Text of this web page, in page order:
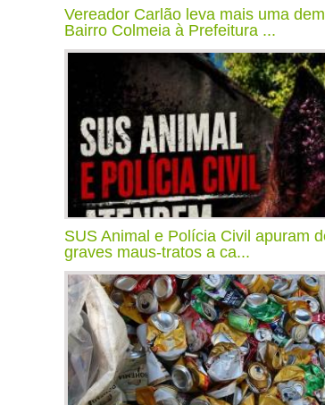
Vereador Carlão leva mais uma
Bairro Colmeia à Prefeitura ...
SUS Animal e Polícia Civil apuram
graves maus-tratos a ca...